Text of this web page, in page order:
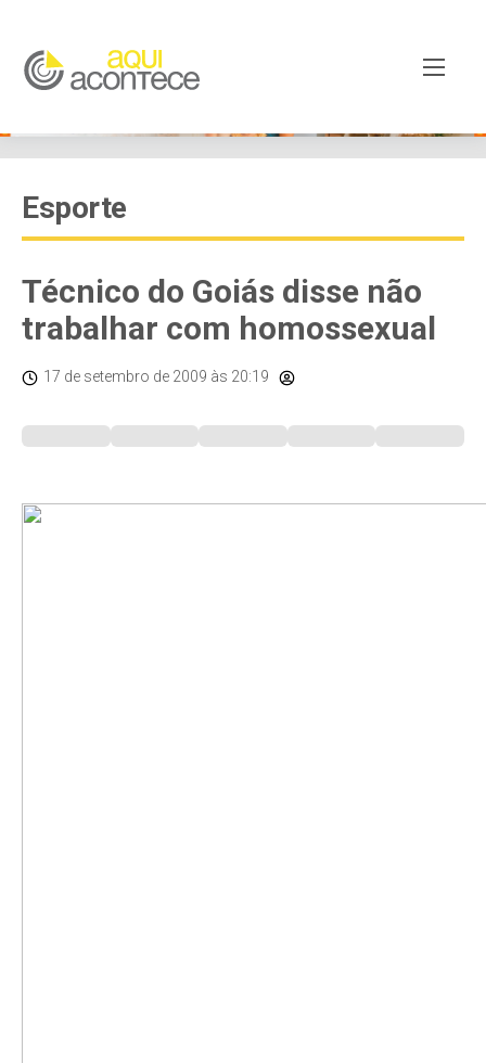
Esporte
Técnico do Goiás disse não
trabalhar com homossexual
17 de setembro de 2009 às 20:19